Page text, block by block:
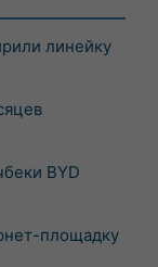
линейку
BYD
площадку